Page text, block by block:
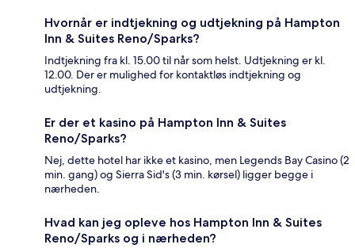
Hvornår er indtjekning og udtjekning på Hampton
Inn & Suites Reno/Sparks?
Indtjekning fra kl. 15.00 til når som helst. Udtjekning er kl.
12.00. Der er mulighed for kontaktløs indtjekning og
udtjekning.
Er der et kasino på Hampton Inn & Suites
Reno/Sparks?
Nej, dette hotel har ikke et kasino, men Legends Bay Casino (2
min. gang) og Sierra Sid's (3 min. kørsel) ligger begge i
nærheden.
Hvad kan jeg opleve hos Hampton Inn & Suites
Reno/Sparks og i nærheden?